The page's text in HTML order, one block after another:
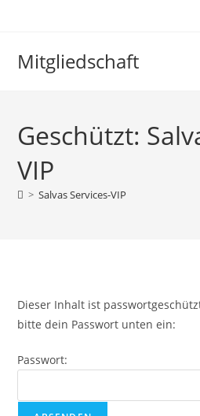
Mitgliedschaft
Geschützt:
VIP
> Salvas Services-VIP
Dieser Inhalt ist
bitte dein Passwort unten ein:
Passwort: